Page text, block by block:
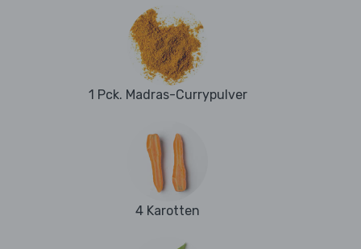
1 Pck. Madras-Currypulver
4 Karotten